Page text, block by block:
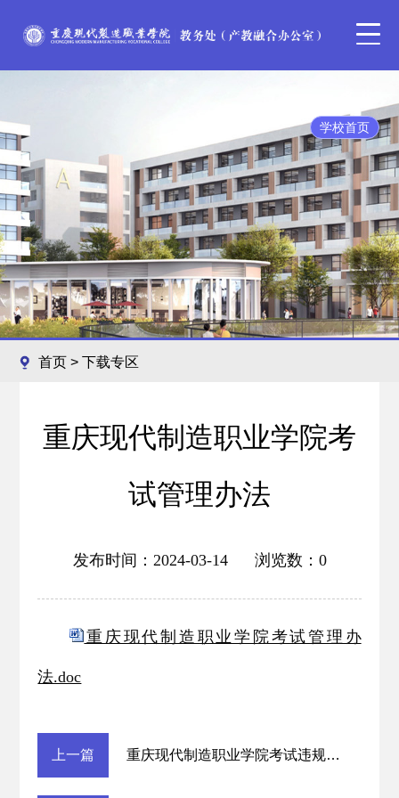
学校首页
首页>下载专区
重庆现代制造职业学院考
试管理办法
发布时间：2024-03-14 浏览数： 0
重庆现代制造职业学院考试管理办
法.doc
上一篇 重庆现代制造职业学院考试违规处理办法